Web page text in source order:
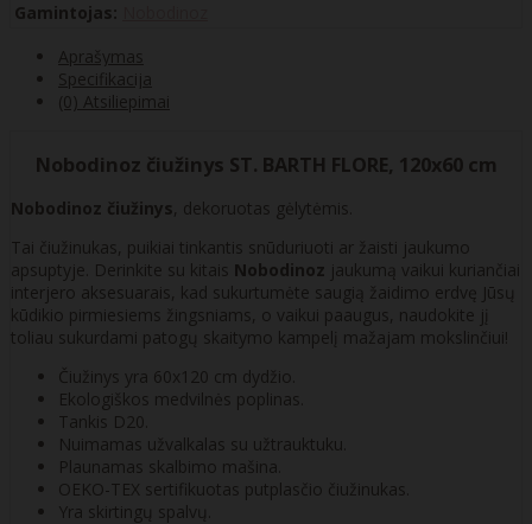
Gamintojas:
Aprašymas
Specifikacija
(0) Atsiliepimai
Nobodinoz čiužinys ST. BARTH FLORE, 120x60 cm
Nobodinoz čiužinys, dekoruotas gėlytėmis.
Tai čiužinukas, puikiai tinkantis snūduriuoti ar žaisti jaukumo
apsuptyje. Derinkite su kitais Nobodinoz jaukumą vaikui kuriančiai
interjero aksesuarais, kad sukurtumėte saugią žaidimo erdvę Jūsų
kūdikio pirmiesiems žingsniams, o vaikui paaugus, naudokite jį
toliau sukurdami patogų skaitymo kampelį mažajam mokslinčiui!
Čiužinys yra 60x120 cm dydžio.
Ekologiškos medvilnės poplinas.
Tankis D20.
Nuimamas užvalkalas su užtrauktuku.
Plaunamas skalbimo mašina.
OEKO-TEX sertifikuotas putplasčio čiužinukas.
Yra skirtingų spalvų.